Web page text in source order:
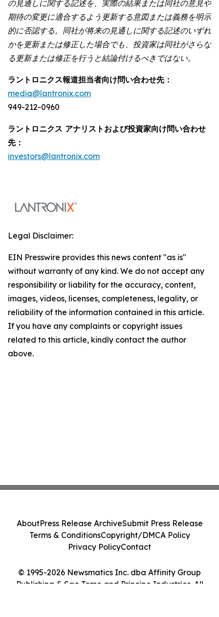
の見通しに関する記述を、実際の結果または同社の意見や
期待の変更に適合するよう更新する意図または義務を明示
的に否認する。同社が将来の見通しに関する記述のいずれ
かを更新または修正した場合でも、投資家は同社がさらな
る更新または修正を行うと結論付けるべきではない。
ラントロニクス報道担当者向け問い合わせ先：
media@lantronix.com
949-212-0960
ラントロニクス アナリストおよび投資家向け問い合わせ
先：
investors@lantronix.com
Legal Disclaimer:
EIN Presswire provides this news content "as is"
without warranty of any kind. We do not accept any
responsibility or liability for the accuracy, content,
images, videos, licenses, completeness, legality, or
reliability of the information contained in this article.
If you have any complaints or copyright issues
related to this article, kindly contact the author
above.
© 1995-2026 Newsmatics Inc. dba Affinity Group
Publishing & Sao Tome and Principe Industries. All
AboutPress Release ArchiveSubmit Press Release
Terms & ConditionsCopyright/DMCA Policy
Privacy PolicyContact